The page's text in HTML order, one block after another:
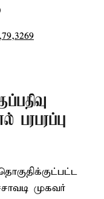
பரபரப்பு
முகவர்